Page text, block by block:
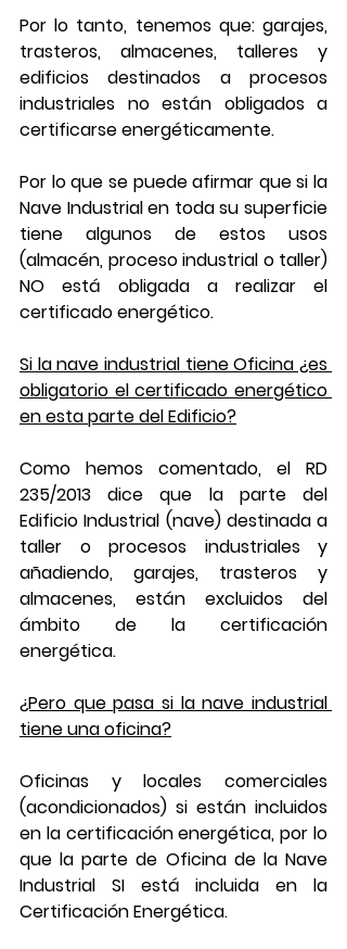
Por lo tanto, tenemos que: garajes,
trasteros, almacenes, talleres y
edificios destinados a procesos
industriales no están obligados a
certificarse energéticamente.
Por lo que se puede afirmar que si la
Nave Industrial en toda su superficie
tiene algunos de estos usos
(almacén, proceso industrial o taller)
NO está obligada a realizar el
certificado energético.
Si la nave industrial tiene Oficina ¿es
obligatorio el certificado energético
en esta parte del Edificio?
Como hemos comentado, el RD
235/2013 dice que la parte del
Edificio Industrial (nave) destinada a
taller o procesos industriales y
añadiendo, garajes, trasteros y
almacenes, están excluidos del
ámbito de la certificación
energética.
¿Pero que pasa si la nave industrial
tiene una oficina?
Oficinas y locales comerciales
(acondicionados) si están incluidos
en la certificación energética, por lo
que la parte de Oficina de la Nave
Industrial SI está incluida en la
Certificación Energética.